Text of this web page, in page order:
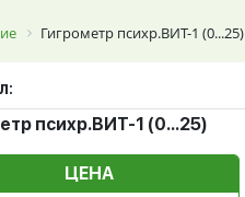
Гигрометр психр.ВИТ-1 (0...25)
психр.ВИТ-1 (0...25)
ЦЕНА